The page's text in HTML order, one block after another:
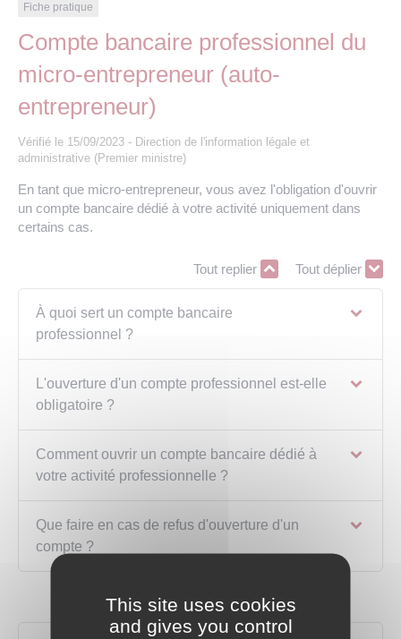
Eau et assainissement
Numérique
Annuaire de contacts
Les offres d’emploi de la communauté de
Nos publications
Fiche pratique
Compte bancaire professionnel du
micro-entrepreneur (auto-
entrepreneur)
Vérifié le 15/09/2023 - Direction de l'information légale et
administrative (Premier ministre)
En tant que micro-entrepreneur, vous avez l'obligation d'ouvrir
un compte bancaire dédié à votre activité uniquement dans
certains cas.
Tout replier Tout déplier
À quoi sert un compte bancaire
professionnel ?
L'ouverture d'un compte professionnel est-elle
obligatoire ?
Comment ouvrir un compte bancaire dédié à
votre activité professionnelle ?
Que faire en cas de refus d'ouverture d'un
compte ?
This site uses cookies
and gives you control